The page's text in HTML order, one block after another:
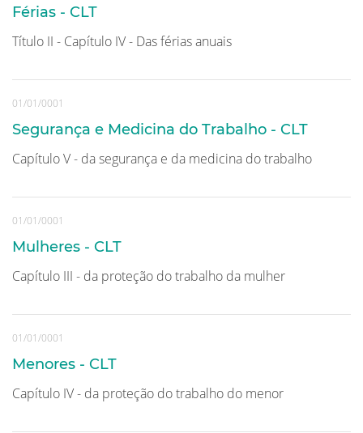
Férias - CLT
Título II - Capítulo IV - Das férias anuais
01/01/0001
Segurança e Medicina do Trabalho - CLT
Capítulo V - da segurança e da medicina do trabalho
01/01/0001
Mulheres - CLT
Capítulo III - da proteção do trabalho da mulher
01/01/0001
Menores - CLT
Capítulo IV - da proteção do trabalho do menor